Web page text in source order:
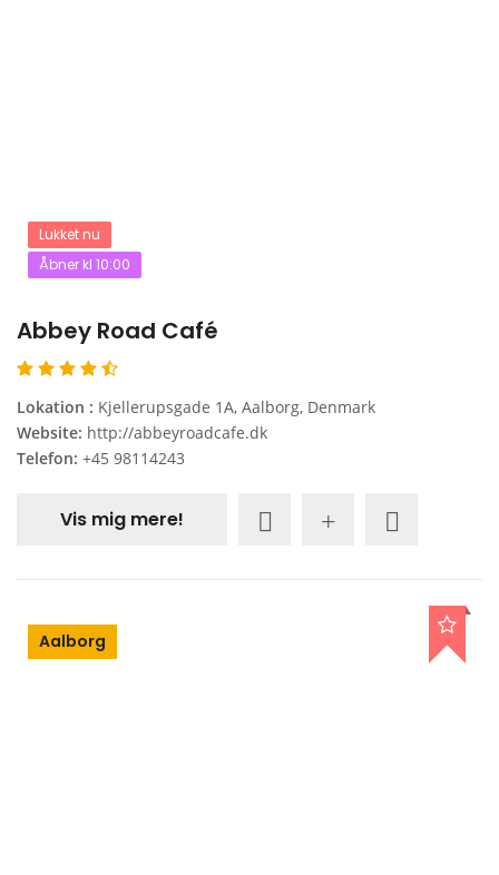
Lukket nu
Åbner kl 10:00
Abbey Road Café
Lokation : Kjellerupsgade 1A, Aalborg, Denmark
Website: http://abbeyroadcafe.dk
Telefon: +45 98114243
Vis mig mere!
Aalborg